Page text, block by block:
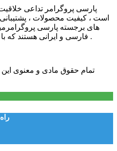
پارسی پروگرامر تداعی
است ، کیفیت محصولات ،
های برجسته پارسی
فارسی و ایرانی هستند که با ذوق و خلاقیت طراحی شده اند .
تمام حقوق مادی و معنوی